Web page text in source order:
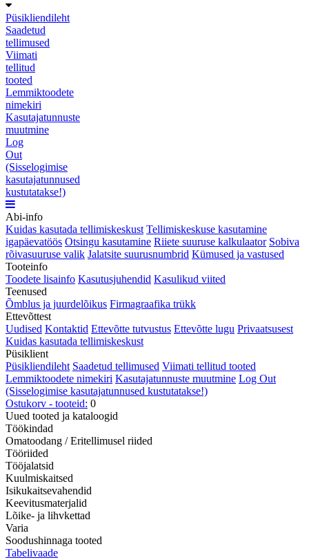
Püsikliendileht
Saadetud
tellimused
Viimati
tellitud
tooted
Lemmiktoodete
nimekiri
Kasutajatunnuste
muutmine
Log
Out
(Sisselogimise
kasutajatunnused
kustutatakse!)
Abi-info
Kuidas kasutada tellimiskeskust Tellimiskeskuse kasutamine
igapäevatöös Otsingu kasutamine Riiete suuruse kalkulaator Sobiva
rõivasuuruse valik Jalatsite suurusnumbrid Kümused ja vastused
Tooteinfo
Toodete lisainfo Kasutusjuhendid Kasulikud viited
Teenused
Õmblus ja juurdelõikus Firmagraafika trükk
Ettevõttest
Uudised Kontaktid Ettevõtte tutvustus Ettevõtte lugu Privaatsusest
Kuidas kasutada tellimiskeskust
Püsiklient
Püsikliendileht Saadetud tellimused Viimati tellitud tooted
Lemmiktoodete nimekiri Kasutajatunnuste muutmine Log Out
(Sisselogimise kasutajatunnused kustutatakse!)
Ostukorv - tooteid: 0
Uued tooted ja kataloogid
Töökindad
Omatoodang / Eritellimusel riided
Tööriided
Tööjalatsid
Kuulmiskaitsed
Isikukaitsevahendid
Keevitusmaterjalid
Lõike- ja lihvkettad
Varia
Soodushinnaga tooted
Tabelivaade